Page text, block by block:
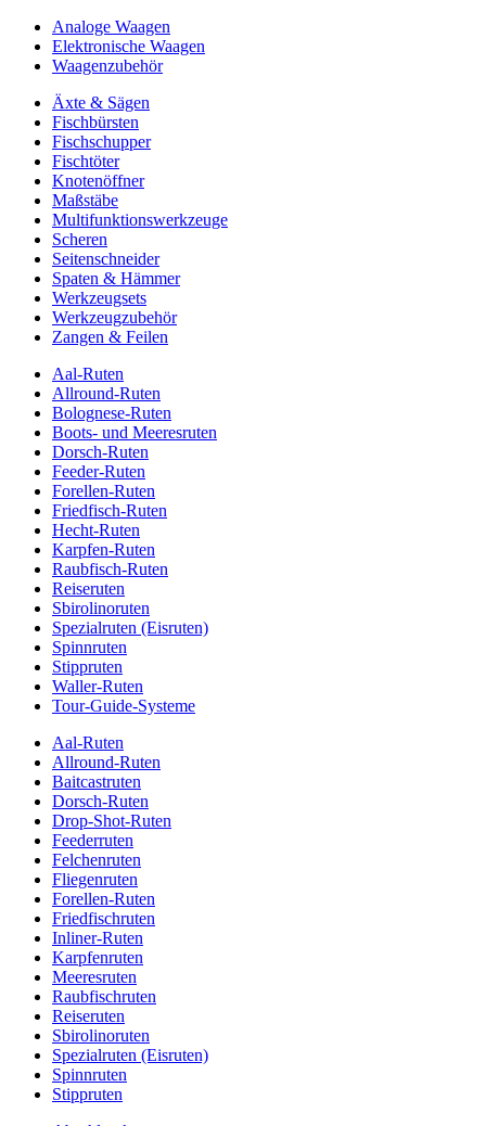
Analoge Waagen
Elektronische Waagen
Waagenzubehör
Äxte & Sägen
Fischbürsten
Fischschupper
Fischtöter
Knotenöffner
Maßstäbe
Multifunktionswerkzeuge
Scheren
Seitenschneider
Spaten & Hämmer
Werkzeugsets
Werkzeugzubehör
Zangen & Feilen
Aal-Ruten
Allround-Ruten
Bolognese-Ruten
Boots- und Meeresruten
Dorsch-Ruten
Feeder-Ruten
Forellen-Ruten
Friedfisch-Ruten
Hecht-Ruten
Karpfen-Ruten
Raubfisch-Ruten
Reiseruten
Sbirolinoruten
Spezialruten (Eisruten)
Spinnruten
Stippruten
Waller-Ruten
Tour-Guide-Systeme
Aal-Ruten
Allround-Ruten
Baitcastruten
Dorsch-Ruten
Drop-Shot-Ruten
Feederruten
Felchenruten
Fliegenruten
Forellen-Ruten
Friedfischruten
Inliner-Ruten
Karpfenruten
Meeresruten
Raubfischruten
Reiseruten
Sbirolinoruten
Spezialruten (Eisruten)
Spinnruten
Stippruten